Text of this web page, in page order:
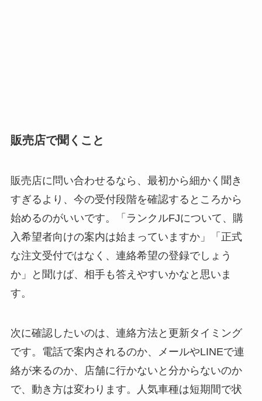
販売店で聞くこと
販売店に問い合わせるなら、最初から細かく聞き
すぎるより、今の受付段階を確認するところから
始めるのがいいです。「ランクルFJについて、購
入希望者向けの案内は始まっていますか」「正式
な注文受付ではなく、連絡希望の登録でしょう
か」と聞けば、相手も答えやすいかなと思いま
す。
次に確認したいのは、連絡方法と更新タイミング
です。電話で案内されるのか、メールやLINEで連
絡が来るのか、店舗に行かないと分からないのか
で、動き方は変わります。人気車種は短期間で状